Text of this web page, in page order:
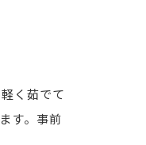
く茹でて
す。事前